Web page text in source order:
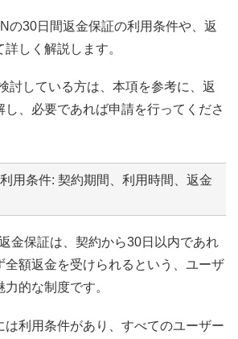
の30日間返金保証の利用条件や、返
しく解説します。
討している方は、本項を参考に、返
、必要であれば申請を行ってくださ
用条件: 契約期間、利用時間、返金
金保証は、契約から30日以内であれ
全額返金を受けられるという、ユーザ
的な制度です。
は利用条件があり、すべてのユーザー